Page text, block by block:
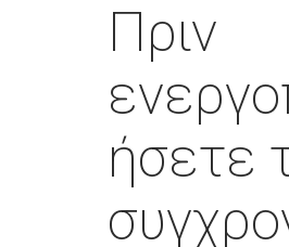
Πριν
ήσετε